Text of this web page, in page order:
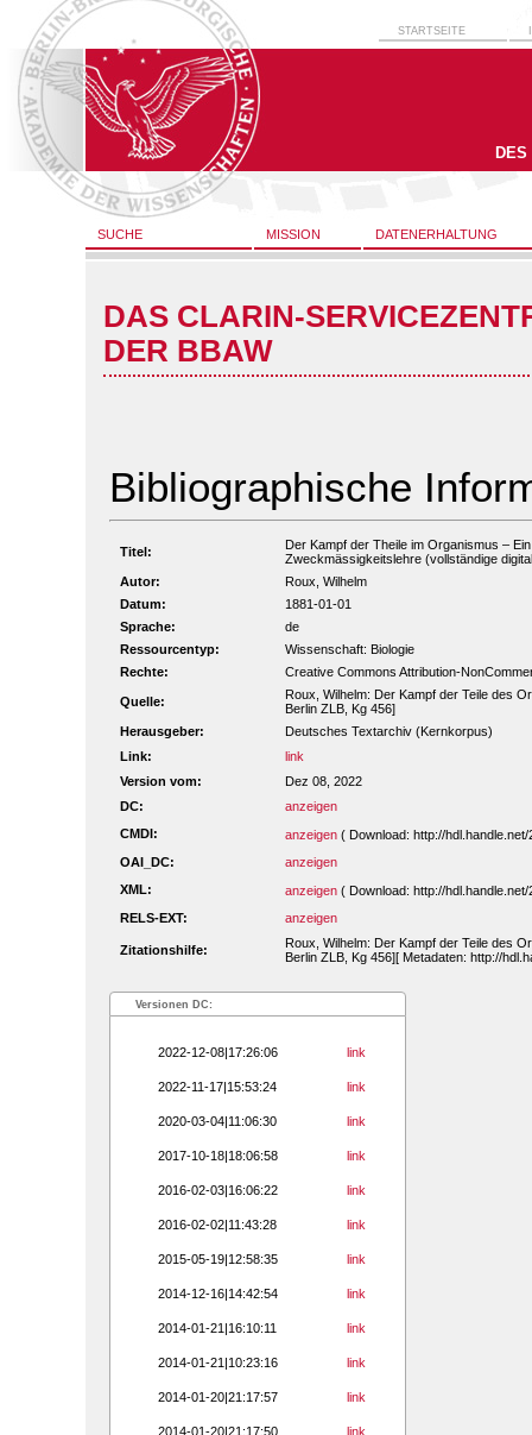
STARTSEITE
SUCHE MISSION DATENERHALTUNG
DAS CLARIN-
DER BBAW
Bibliographische
Titel:
Der Kampf der Theile im Organismus –
Zweckmässigkeitslehre (vollständige
Autor:
Roux, Wilhelm
Datum:
1881-01-01
Sprache:
de
Ressourcentyp:
Wissenschaft: Biologie
Rechte:
Creative Commons Attribution-
Quelle:
Roux, Wilhelm: Der Kampf der Teile des
Berlin ZLB, Kg 456]
Herausgeber:
Deutsches Textarchiv (Kernkorpus)
Link:
link
Version vom:
Dez 08, 2022
DC:
anzeigen
CMDI:
anzeigen ( Download: http://
OAI_DC:
anzeigen
XML:
anzeigen ( Download: http://
RELS-EXT:
anzeigen
Zitationshilfe:
Roux, Wilhelm: Der Kampf der Teile des
Berlin ZLB, Kg 456][ Metadaten: http://
Versionen DC:
2022-12-08|17:26:06 link
2022-11-17|15:53:24 link
2020-03-04|11:06:30 link
2017-10-18|18:06:58 link
2016-02-03|16:06:22 link
2016-02-02|11:43:28 link
2015-05-19|12:58:35 link
2014-12-16|14:42:54 link
2014-01-21|16:10:11 link
2014-01-21|10:23:16 link
2014-01-20|21:17:57 link
2014-01-20|21:17:50 link